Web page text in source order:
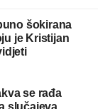
šokirana
je Kristijan
se rađa